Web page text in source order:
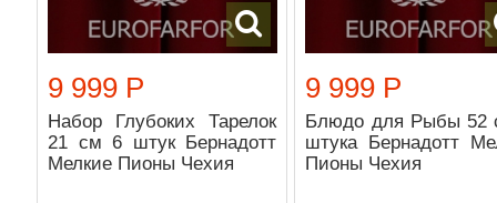
9 999 Р
Набор Глубоких Тарелок
21 см 6 штук Бернадотт
Мелкие Пионы Чехия
9 999 Р
Блюдо для Рыбы 52
штука Бернадотт
Пионы Чехия